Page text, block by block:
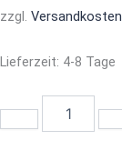
zzgl. Versandkosten
Lieferzeit: 4-8 Tage
Abdeckung